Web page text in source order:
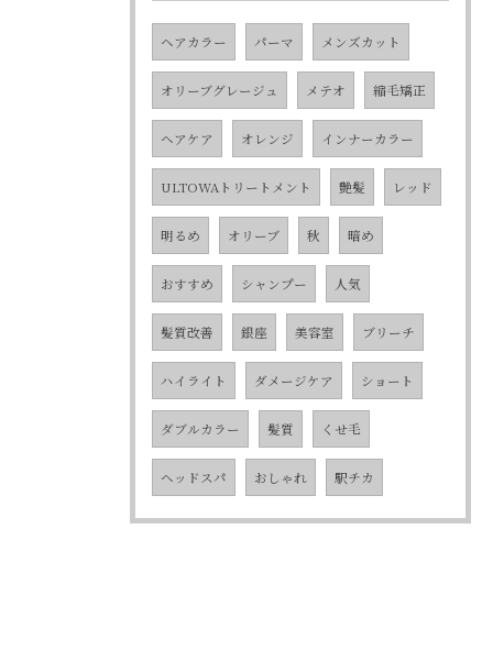
ヘアカラー パーマ メンズカット
オリーブグレージュ メテオ 縮毛矯正
ヘアケア オレンジ インナーカラー
ULTOWAトリートメント 艶髪 レッド
明るめ オリーブ 秋 暗め
おすすめ シャンプー 人気
髪質改善 銀座 美容室 ブリーチ
ハイライト ダメージケア ショート
ダブルカラー 髪質 くせ毛
ヘッドスパ おしゃれ 駅チカ